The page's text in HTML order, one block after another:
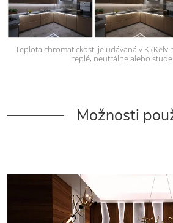
Teplota chromatickosti je udávaná v K
teplé, neutrálne alebo
Možnosti